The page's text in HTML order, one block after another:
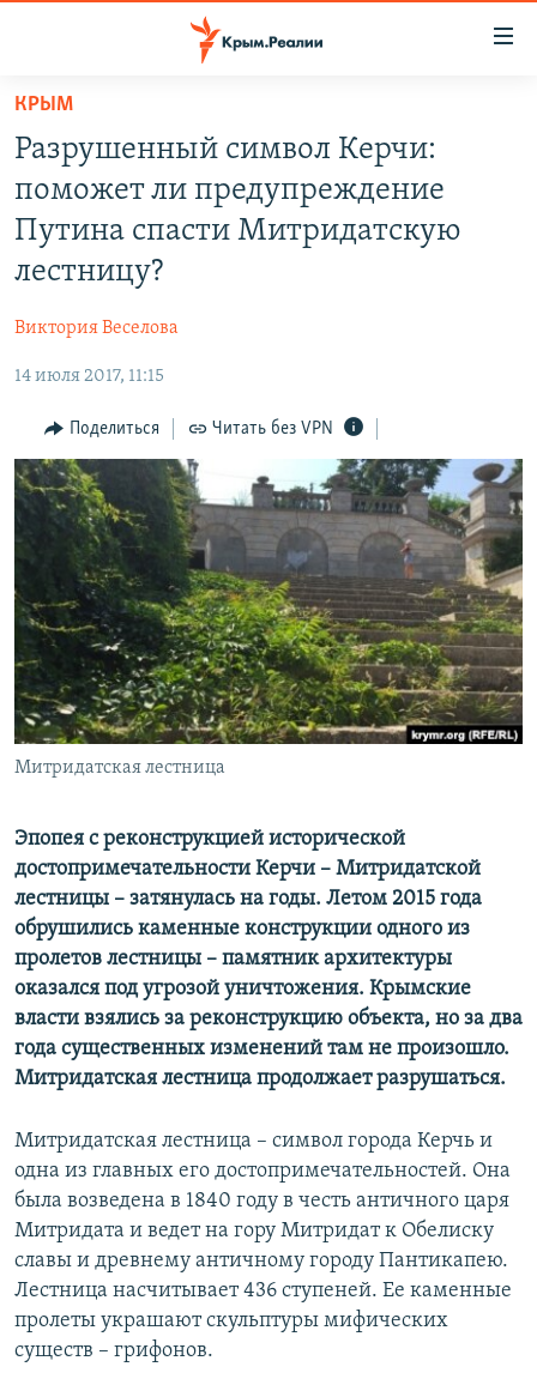
Вернуться
основному
содержанию
Вернутся
главной
Вернутся
СПЕЦПРОЕКТЫ
КАРТА ВОЕННЫХ ОБЪЕКТОВ КРЫМА
ВОДА
ИНТЕРАКТИВ
ИНФОГРАФИКА
ТЕЛЕПРОЕКТ КРЫМ.РЕАЛИИ
СОВЕТЫ ПРАВОЗАЩИТНИКОВ
ПРОПАВШИЕ БЕЗ ВЕСТИ
ПОБЕДИТЕЛЕЙ НЕ СУДЯТ?
КРЫМ.НЕПОКОРЕННЫЙ
ELIFBE
УКРАИНСКАЯ ПРОБЛЕМА КРЫМА
РАДІО СВОБОДА
КАК ОБОЙТИ БЛОКИРОВКУ
Qırımtatar
ПРИСОЕДИНЯЙТЕСЬ!
Все сайты RFE/RL
КРЫМ
Разрушенный символ Керчи:
поможет ли предупреждение
Путина спасти Митридатскую
лестницу?
Виктория Веселова
14 июля 2017, 11:15
Поделиться Читать без VPN
Митридатская лестница
Эпопея с реконструкцией исторической
достопримечательности Керчи – Митридатской
лестницы – затянулась на годы. Летом 2015 года
обрушились каменные конструкции одного из
пролетов лестницы – памятник архитектуры
оказался под угрозой уничтожения. Крымские
власти взялись за реконструкцию объекта, но за два
года существенных изменений там не произошло.
Митридатская лестница продолжает разрушаться.
Митридатская лестница – символ города Керчь и
одна из главных его достопримечательностей. Она
была возведена в 1840 году в честь античного царя
Митридата и ведет на гору Митридат к Обелиску
славы и древнему античному городу Пантикапею.
Лестница насчитывает 436 ступеней. Ее каменные
пролеты украшают скульптуры мифических
существ – грифонов.